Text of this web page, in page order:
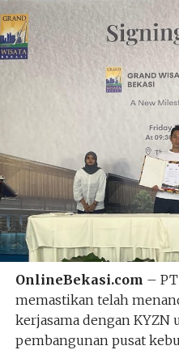
OnlineBekasi.com –
memastikan telah
kerjasama dengan KYZN
pembangunan pusat